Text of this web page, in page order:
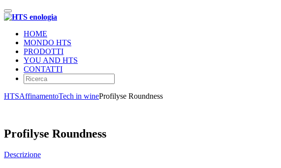
Toggle
navigation
HOME
MONDO HTS
PRODOTTI
YOU AND HTS
CONTATTI
HTSAffinamentoTech in wineProfilyse Roundness
Profilyse Roundness
Descrizione